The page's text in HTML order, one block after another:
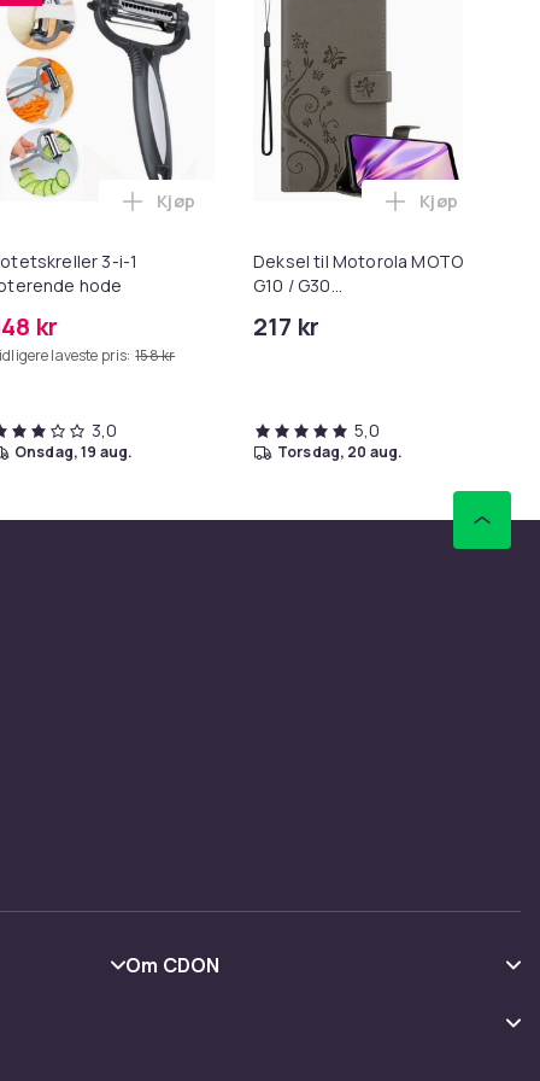
Q7 Max Plus/Q7 Maxv/Q7 Maxv Ultra i handlekurven
16 Pro matt svart Magsafe-deksel i handlekurven
3-i-1
hode
kr
laveste pris: 158 kr
Legg Potetskreller 3-i-1 roterende hode i
Kjøp
3,0
onsdag, 19 aug.
Deksel til Motorola MOTO
G10 / G30
blomster design med
217 kr
Legg Deksel
Kjøp
5,0
torsdag, 20 aug.
Om CDON